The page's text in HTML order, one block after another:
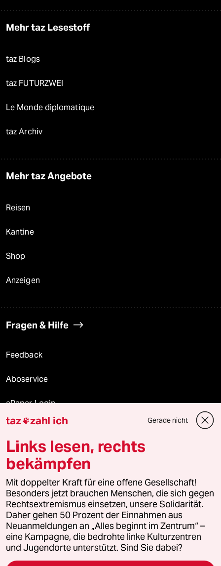
Mehr taz Lesestoff
taz Blogs
taz FUTURZWEI
Le Monde diplomatique
taz Archiv
Mehr taz Angebote
Reisen
Kantine
Shop
Anzeigen
Fragen & Hilfe
Feedback
Aboservice
ePaper Login
Downloads für Abonnierende
© 2026 taz Verlags und Vertriebs GmbH
Alle Rechte vorbehalten. Bei rechtlichen Fragen oder für Genehmigungen
wenden Sie sich bitte an
lizenzen@taz.de
Feedback Redaktionsstatut Kommune-Richtlinien
Leitlinie Informant Datenschutz Impressum AGB
taz zahl ich Gerade nicht
Links lesen, rechts
bekämpfen
Mit doppelter Kraft für eine offene Gesellschaft!
Besonders jetzt brauchen Menschen, die sich gegen
Rechtsextremismus einsetzen, unsere Solidarität.
Daher gehen 50 Prozent der Einnahmen aus
Neuanmeldungen an „Alles beginnt im Zentrum“ –
eine Kampagne, die bedrohte linke Kulturzentren
und Jugendorte unterstützt. Sind Sie dabei?